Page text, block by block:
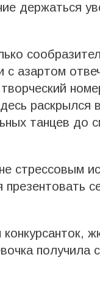
держаться
азартом
раскрылся
танцев до
стрессовым
презентовать
получила